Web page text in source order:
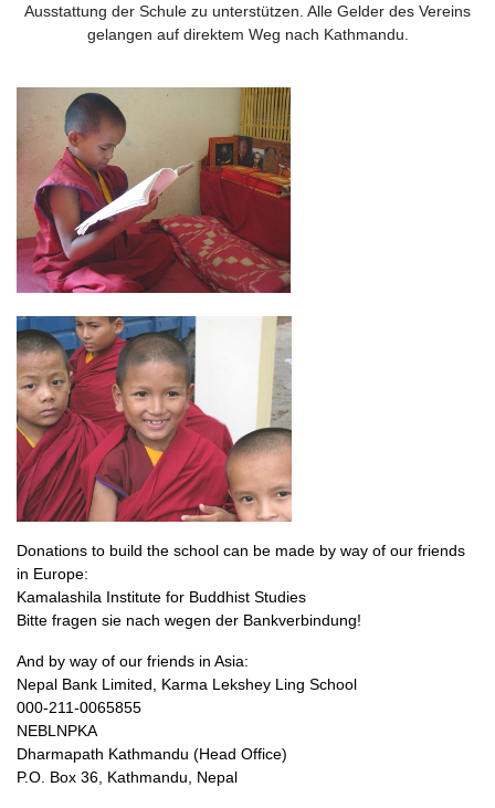
Ausstattung der Schule zu unterstützen. Alle Gelder des Vereins
gelangen auf direktem Weg nach Kathmandu.
Donations to build the school can be made by way of our friends
in Europe:
Kamalashila Institute for Buddhist Studies
Bitte fragen sie nach wegen der Bankverbindung!
And by way of our friends in Asia:
Nepal Bank Limited, Karma Lekshey Ling School
000-211-0065855
NEBLNPKA
Dharmapath Kathmandu (Head Office)
P.O. Box 36, Kathmandu, Nepal